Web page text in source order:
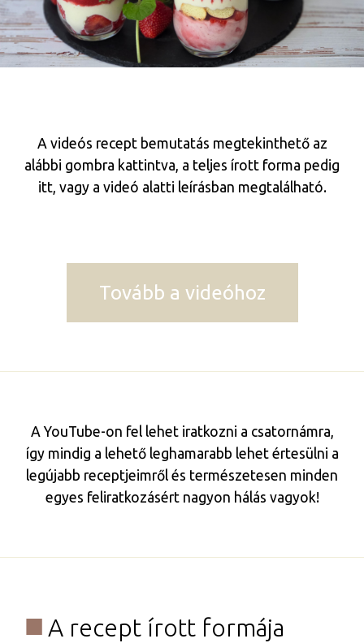
A videós recept bemutatás megtekinthető az
alábbi gombra kattintva, a teljes írott forma pedig
itt, vagy a videó alatti leírásban megtalálható.
Tovább a videóhoz
A YouTube-on fel lehet iratkozni a csatornámra,
így mindig a lehető leghamarabb lehet értesülni a
legújabb receptjeimről és természetesen minden
egyes feliratkozásért nagyon hálás vagyok!
A recept írott formája​